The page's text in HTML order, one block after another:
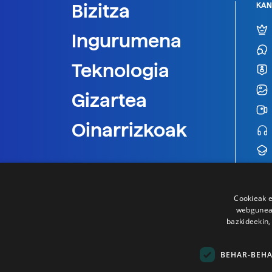
Bizitza
Ingurumena
Teknologia
Gizartea
Oinarrizkoak
Cookieak
BEHAR-